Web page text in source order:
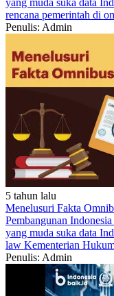
yang muda suka data
rencana pemerintah di
Penulis: Admin
5 tahun lalu
Menelusuri Fakta
Pembangunan Indonesia
yang muda suka data
law Kementerian
Penulis: Admin